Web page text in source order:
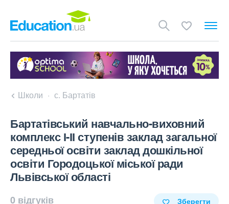
Школи с. Бартатів
Бартатівський навчально-виховний
комплекс І-ІІ ступенів заклад загальної
середньої освіти заклад дошкільної
освіти Городоцької міської ради
Львівської області
0 відгуків Зберегти